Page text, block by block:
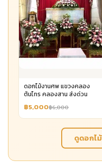
ดอกไม้งานศพ แขวงคลอง
ต้นไทร คลองสาน ส่งด่วน
฿5,000฿6,000
ดูดอกไ